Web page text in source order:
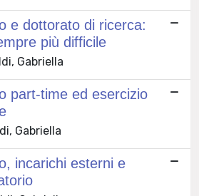
e dottorato di ricerca:
più difficile
Gabriella
part-time ed esercizio
Gabriella
incarichi esterni e